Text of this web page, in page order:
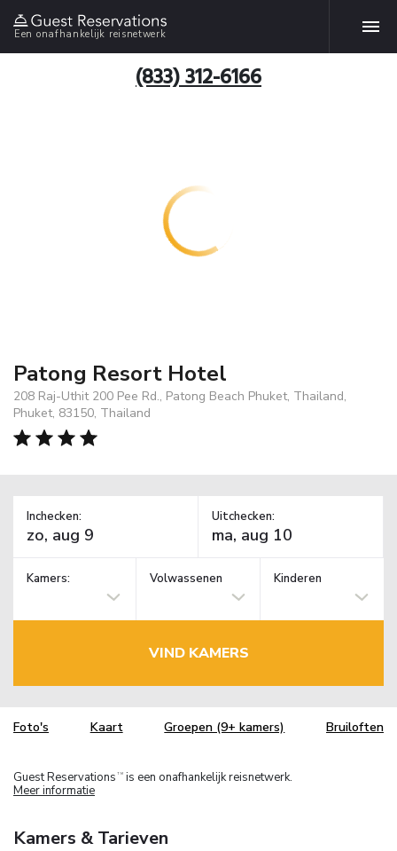
Een onafhankelijk reisnetwerk
(833) 312-6166
Patong Resort Hotel
208 Raj-Uthit 200 Pee Rd., Patong Beach Phuket, Thailand,
Phuket, 83150, Thailand
Inchecken: Uitchecken:
Kamers: Volwassenen Kinderen
VIND KAMERS
Foto's Kaart Groepen (9+ kamers) Bruiloften
Guest Reservations TM is een onafhankelijk reisnetwerk.
Meer informatie
Kamers & Tarieven